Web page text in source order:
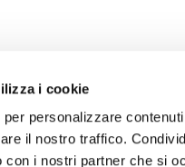
i cookie
personalizzare
il nostro traffico.
con i nostri partner che si